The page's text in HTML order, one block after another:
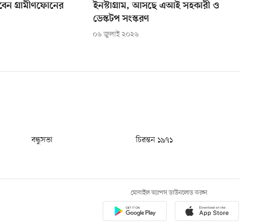
গ্রামীণফোনের
ইনস্টাগ্রাম, আসছে এআই সহকারী ও
ডেস্কটপ সংস্করণ
০৬ জুলাই ২০২৬
বন্ধুসভা
চিরন্তন ১৯৭১
মোবাইল অ্যাপস ডাউনলোড করুন